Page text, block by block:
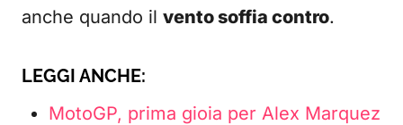
anche quando il vento soffia contro.
LEGGI ANCHE:
MotoGP, prima gioia per Alex Marquez